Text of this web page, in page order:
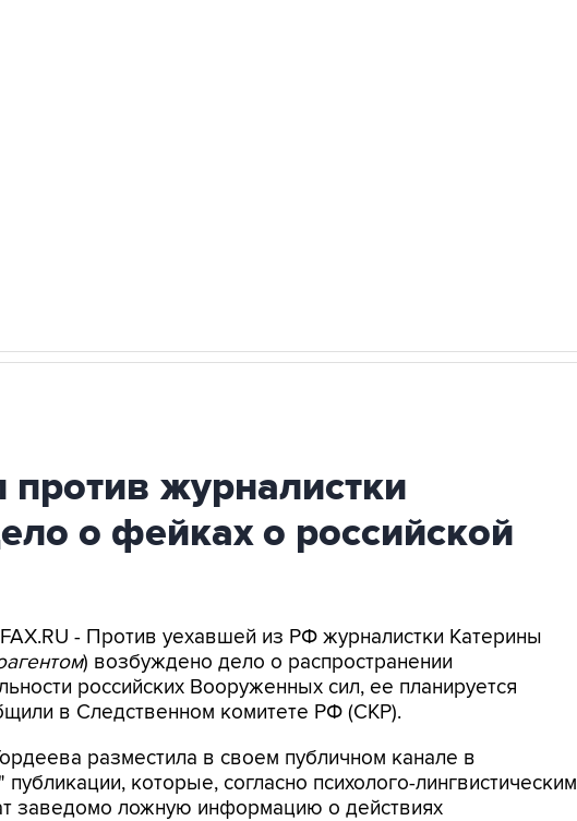
журналистки
о фейках о российской
- Против уехавшей из РФ журналистки Катерины
) возбуждено дело о распространении
российских Вооруженных сил, ее планируется
в Следственном комитете РФ (СКР).
разместила в своем публичном канале в
которые, согласно психолого-лингвистическим
заведомо ложную информацию о действиях